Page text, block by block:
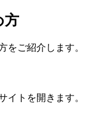
方
をご紹介します。
イトを開きます。